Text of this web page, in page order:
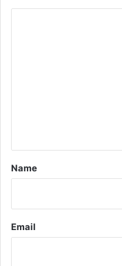
*
Name
Email